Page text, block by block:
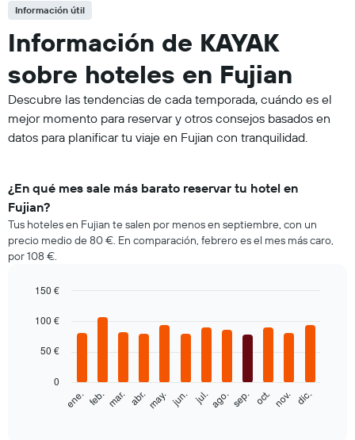
Información útil
Información de KAYAK
sobre hoteles en Fujian
Descubre las tendencias de cada temporada, cuándo es el
mejor momento para reservar y otros consejos basados en
datos para planificar tu viaje en Fujian con tranquilidad.
¿En qué mes sale más barato reservar tu hotel en
Fujian?
Tus hoteles en Fujian te salen por menos en septiembre, con un
precio medio de 80 €. En comparación, febrero es el mes más caro,
por 108 €.
chart
bars.
siguiente
graphic.
ene. feb. mar. abr.may. jun. jul.ago. sep. oct. nov. dic.
0
50 €
100 €
150 €